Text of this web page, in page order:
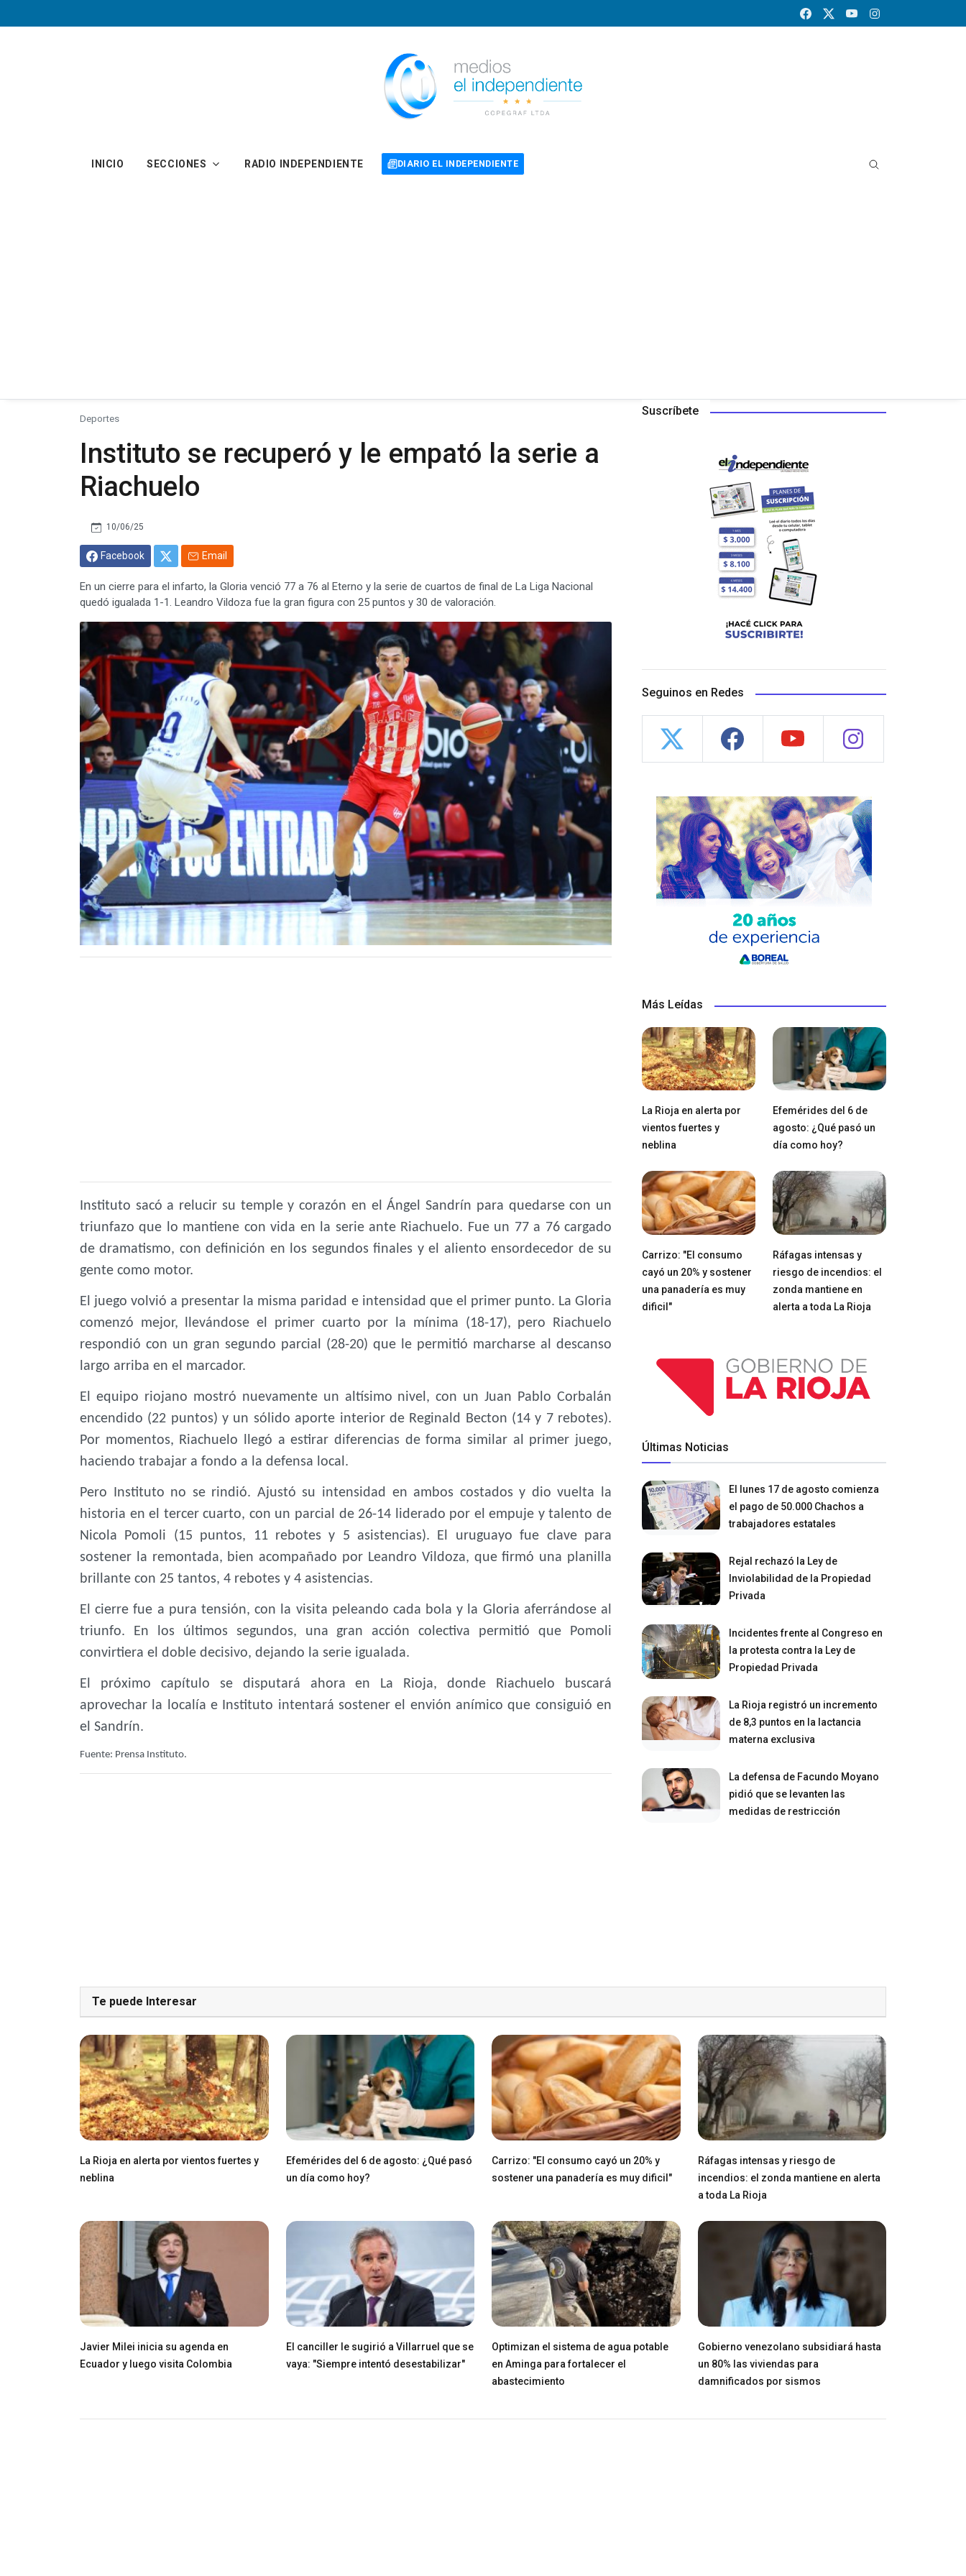
INICIO SECCIONES RADIO INDEPENDIENTE DIARIO EL INDEPENDIENTE
Deportes
Instituto se recuperó y le empató la serie a
Riachuelo
10/06/25
Facebook Email
En un cierre para el infarto, la Gloria venció 77 a 76 al Eterno y la serie de cuartos de final de La Liga Nacional
quedó igualada 1-1. Leandro Vildoza fue la gran figura con 25 puntos y 30 de valoración.
Instituto sacó a relucir su temple y corazón en el Ángel Sandrín para quedarse con un
triunfazo que lo mantiene con vida en la serie ante Riachuelo. Fue un 77 a 76 cargado
de dramatismo, con definición en los segundos finales y el aliento ensordecedor de su
gente como motor.
El juego volvió a presentar la misma paridad e intensidad que el primer punto. La Gloria
comenzó mejor, llevándose el primer cuarto por la mínima (18-17), pero Riachuelo
respondió con un gran segundo parcial (28-20) que le permitió marcharse al descanso
largo arriba en el marcador.
El equipo riojano mostró nuevamente un altísimo nivel, con un Juan Pablo Corbalán
encendido (22 puntos) y un sólido aporte interior de Reginald Becton (14 y 7 rebotes).
Por momentos, Riachuelo llegó a estirar diferencias de forma similar al primer juego,
haciendo trabajar a fondo a la defensa local.
Pero Instituto no se rindió. Ajustó su intensidad en ambos costados y dio vuelta la
historia en el tercer cuarto, con un parcial de 26-14 liderado por el empuje y talento de
Nicola Pomoli (15 puntos, 11 rebotes y 5 asistencias). El uruguayo fue clave para
sostener la remontada, bien acompañado por Leandro Vildoza, que firmó una planilla
brillante con 25 tantos, 4 rebotes y 4 asistencias.
El cierre fue a pura tensión, con la visita peleando cada bola y la Gloria aferrándose al
triunfo. En los últimos segundos, una gran acción colectiva permitió que Pomoli
convirtiera el doble decisivo, dejando la serie igualada.
El próximo capítulo se disputará ahora en La Rioja, donde Riachuelo buscará
aprovechar la localía e Instituto intentará sostener el envión anímico que consiguió en
el Sandrín.
Fuente: Prensa Instituto.
Suscríbete
Seguinos en Redes
Más Leídas
La Rioja en alerta por
vientos fuertes y
neblina
Efemérides del 6 de
agosto: ¿Qué pasó un
día como hoy?
Carrizo: "El consumo
cayó un 20% y sostener
una panadería es muy
dificil"
Ráfagas intensas y
riesgo de incendios: el
zonda mantiene en
alerta a toda La Rioja
Últimas Noticias
El lunes 17 de agosto comienza
el pago de 50.000 Chachos a
trabajadores estatales
Rejal rechazó la Ley de
Inviolabilidad de la Propiedad
Privada
Incidentes frente al Congreso en
la protesta contra la Ley de
Propiedad Privada
La Rioja registró un incremento
de 8,3 puntos en la lactancia
materna exclusiva
La defensa de Facundo Moyano
pidió que se levanten las
medidas de restricción
Te puede Interesar
La Rioja en alerta por vientos fuertes y
neblina
Efemérides del 6 de agosto: ¿Qué pasó
un día como hoy?
Carrizo: "El consumo cayó un 20% y
sostener una panadería es muy dificil"
Ráfagas intensas y riesgo de
incendios: el zonda mantiene en alerta
a toda La Rioja
Javier Milei inicia su agenda en
Ecuador y luego visita Colombia
El canciller le sugirió a Villarruel que se
vaya: "Siempre intentó desestabilizar"
Optimizan el sistema de agua potable
en Aminga para fortalecer el
abastecimiento
Gobierno venezolano subsidiará hasta
un 80% las viviendas para
damnificados por sismos